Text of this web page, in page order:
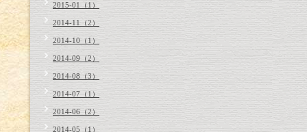
2015-01（1）
2014-11（2）
2014-10（1）
2014-09（2）
2014-08（3）
2014-07（1）
2014-06（2）
2014-05（1）